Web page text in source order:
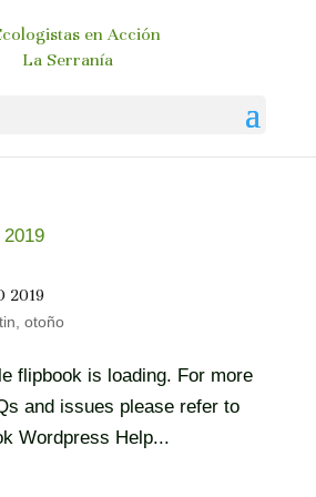
2019
otoño
flipbook is loading. For more
and issues please refer to
Wordpress Help...